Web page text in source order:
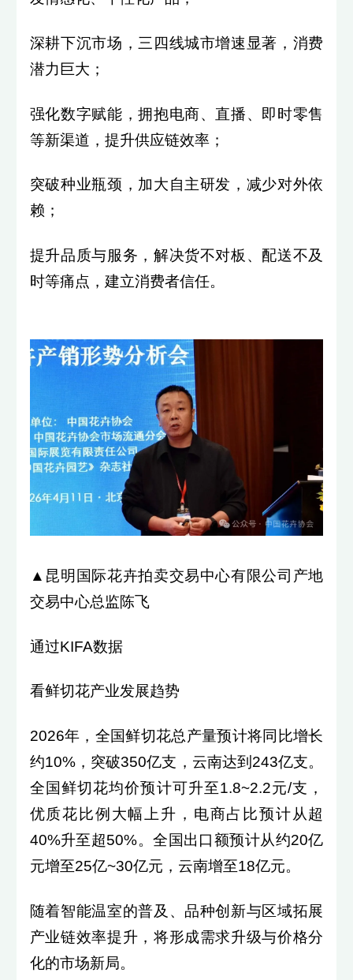
深耕下沉市场，三四线城市增速显著，消费
潜力巨大；
强化数字赋能，拥抱电商、直播、即时零售
等新渠道，提升供应链效率；
突破种业瓶颈，加大自主研发，减少对外依
赖；
提升品质与服务，解决货不对板、配送不及
时等痛点，建立消费者信任。
▲昆明国际花卉拍卖交易中心有限公司产地
交易中心总监陈飞
通过KIFA数据
看鲜切花产业发展趋势
2026年，全国鲜切花总产量预计将同比增长
约10%，突破350亿支，云南达到243亿支。
全国鲜切花均价预计可升至1.8~2.2元/支，
优质花比例大幅上升，电商占比预计从超
40%升至超50%。全国出口额预计从约20亿
元增至25亿~30亿元，云南增至18亿元。
随着智能温室的普及、品种创新与区域拓展
产业链效率提升，将形成需求升级与价格分
化的市场新局。